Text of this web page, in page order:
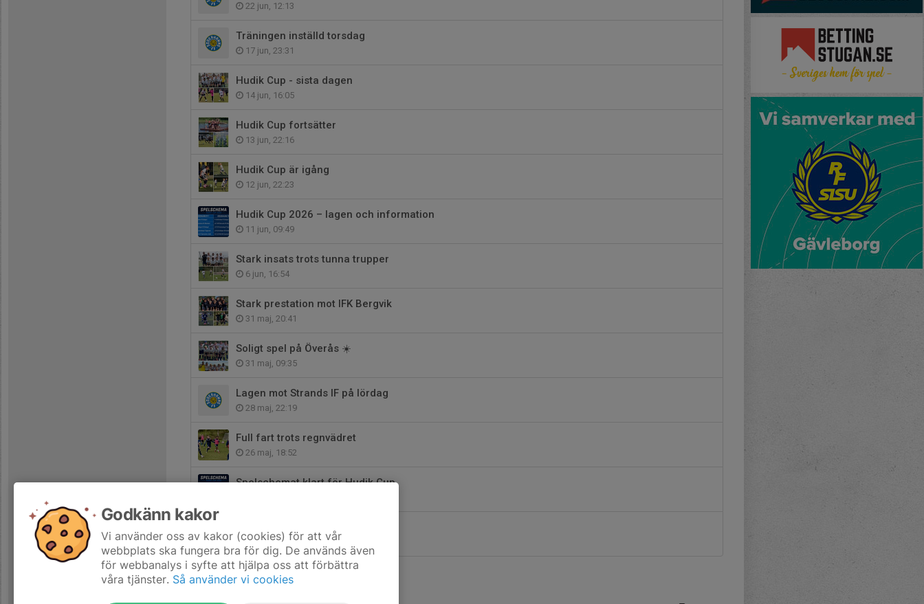
22 jun, 12:13
Träningen inställd torsdag
17 jun, 23:31
Hudik Cup - sista dagen
14 jun, 16:05
Hudik Cup fortsätter
13 jun, 22:16
Hudik Cup är igång
12 jun, 22:23
Hudik Cup 2026 – lagen och information
11 jun, 09:49
Stark insats trots tunna trupper
6 jun, 16:54
Stark prestation mot IFK Bergvik
31 maj, 20:41
Soligt spel på Överås ☀️
31 maj, 09:35
Lagen mot Strands IF på lördag
28 maj, 22:19
Full fart trots regnvädret
26 maj, 18:52
Spelschemat klart för Hudik Cup
21 maj, 22:22
Godkänn kakor
Vi använder oss av kakor (cookies) för att vår
webbplats ska fungera bra för dig. De används även
för webbanalys i syfte att hjälpa oss att förbättra
våra tjänster. Så använder vi cookies